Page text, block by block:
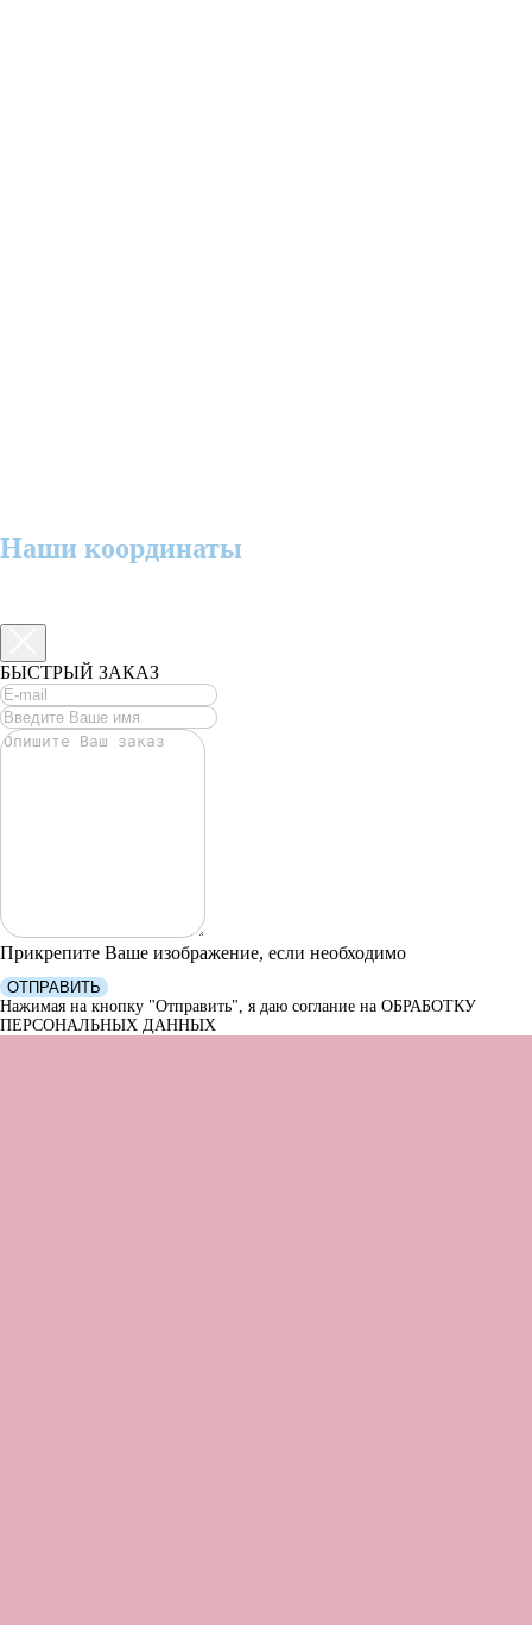
Наши координаты
БЫСТРЫЙ ЗАКАЗ
Прикрепите Ваше изображение, если необходимо
ОТПРАВИТЬ
Нажимая на кнопку "Отправить", я даю соглание на ОБРАБОТКУ
ПЕРСОНАЛЬНЫХ ДАННЫХ